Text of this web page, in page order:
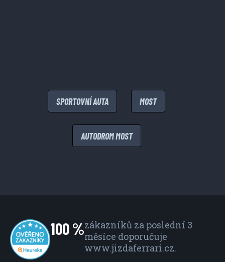
SPORTOVNÍ AUTA MOST
AUTODROM MOST
100 %zákazníků za poslední 3
měsíce doporučuje
www.jizdaferrari.cz.